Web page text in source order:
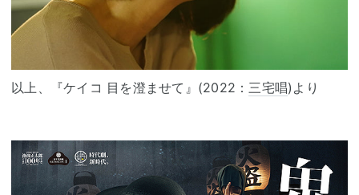
以上、『ケイコ 目を澄ませて』(2022：三宅唱)より